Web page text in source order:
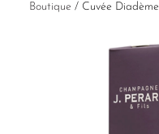
Boutique / Cuvée Diadème